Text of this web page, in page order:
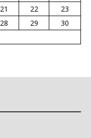
21 22
23
28 29
30